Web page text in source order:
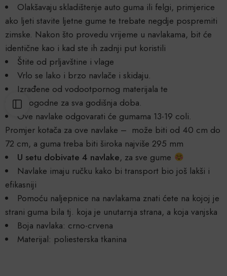
Olakšavaju skladištenje auto guma ili felgi, primjerice
ako ljeti stavite ljetne gume te trebate negdje pospremiti
zimske. Nakon što provedu vrijeme u navlakama, bit će
identične kao i kad ste ih zadnji put koristili
Štite od prljavštine i vlage
Vrlo se lako i brzo navlače i skidaju.
Izrađene od vodootpornog materijala te
tako pogodne za sva godišnja doba.
Ove navlake odgovarati će gumama 13-19 coli.
Promjer kotača za ove navlake – može biti od 40 cm do
72 cm, a guma treba biti široka najviše 295 mm
U setu dobivate 4 navlake, za sve gume
Navlake imaju ručku kako bi transport bio još lakši i
efikasniji
Pomoću naljepnice na navlakama znati ćete na kojoj je
strani guma bila tj. koja je unutarnja strana, a koja vanjska
Boja navlaka: crno-crvena
Materijal: poliesterska tkanina